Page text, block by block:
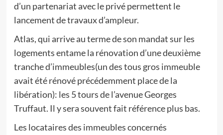
d’un partenariat avec le privé permettent le
lancement de travaux d’ampleur.
Atlas, qui arrive au terme de son mandat sur les
logements entame la rénovation d’une deuxième
tranche d’immeubles(un des tous gros immeuble
avait été rénové précédemment place de la
libération): les 5 tours de l’avenue Georges
Truffaut. Il y sera souvent fait référence plus bas.
Les locataires des immeubles concernés